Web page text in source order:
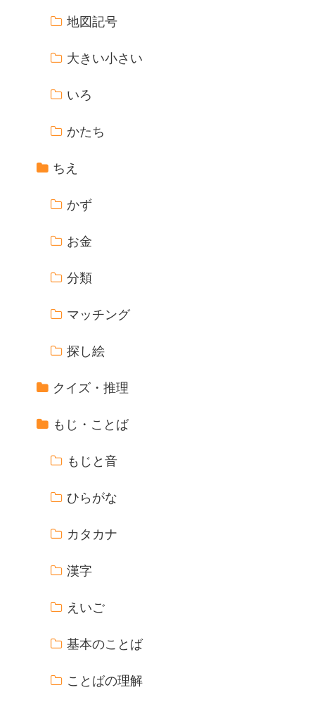
地図記号
大きい小さい
いろ
かたち
ちえ
かず
お金
分類
マッチング
探し絵
クイズ・推理
もじ・ことば
もじと音
ひらがな
カタカナ
漢字
えいご
基本のことば
ことばの理解